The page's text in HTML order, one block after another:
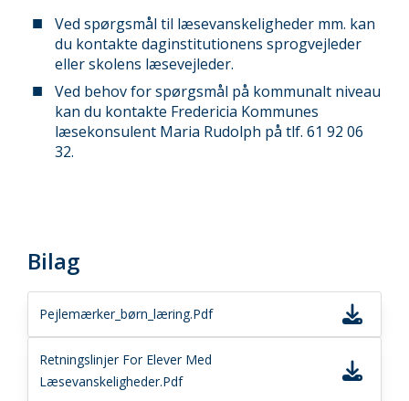
Ved spørgsmål til læsevanskeligheder mm. kan
du kontakte daginstitutionens sprogvejleder
eller skolens læsevejleder.
Ved behov for spørgsmål på kommunalt niveau
kan du kontakte Fredericia Kommunes
læsekonsulent Maria Rudolph på tlf. 61 92 06
32.
Bilag
Pejlemærker_børn_læring.pdf
Retningslinjer For Elever Med
Læsevanskeligheder.pdf